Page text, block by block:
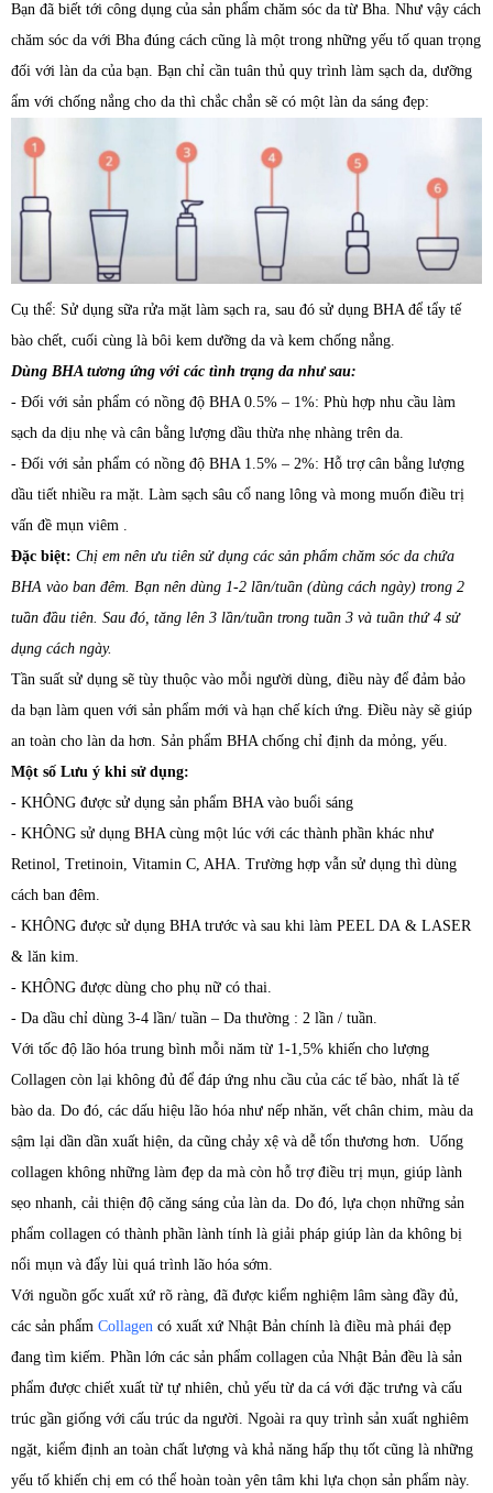
Bạn đã biết tới công dụng của sản phẩm chăm sóc da từ Bha. Như vậy cách
chăm sóc da với Bha đúng cách cũng là một trong những yếu tố quan trọng
đối với làn da của bạn. Bạn chỉ cần tuân thủ quy trình làm sạch da, dưỡng
ẩm với chống nắng cho da thì chắc chắn sẽ có một làn da sáng đẹp:
Cụ thể: Sử dụng sữa rửa mặt làm sạch ra, sau đó sử dụng BHA để tẩy tế
bào chết, cuối cùng là bôi kem dưỡng da và kem chống nắng.
Dùng BHA tương ứng với các tình trạng da như sau:
- Đối với sản phẩm có nồng độ BHA 0.5% – 1%: Phù hợp nhu cầu làm
sạch da dịu nhẹ và cân bằng lượng dầu thừa nhẹ nhàng trên da.
- Đối với sản phẩm có nồng độ BHA 1.5% – 2%: Hỗ trợ cân bằng lượng
dầu tiết nhiều ra mặt. Làm sạch sâu cổ nang lông và mong muốn điều trị
vấn đề mụn viêm .
Đặc biệt: Chị em nên ưu tiên sử dụng các sản phẩm chăm sóc da chứa
BHA vào ban đêm. Bạn nên dùng 1-2 lần/tuần (dùng cách ngày) trong 2
tuần đầu tiên. Sau đó, tăng lên 3 lần/tuần trong tuần 3 và tuần thứ 4 sử
dụng cách ngày.
Tần suất sử dụng sẽ tùy thuộc vào mỗi người dùng, điều này để đảm bảo
da bạn làm quen với sản phẩm mới và hạn chế kích ứng. Điều này sẽ giúp
an toàn cho làn da hơn. Sản phẩm BHA chống chỉ định da mỏng, yếu.
Một số Lưu ý khi sử dụng:
- KHÔNG được sử dụng sản phẩm BHA vào buổi sáng
- KHÔNG sử dụng BHA cùng một lúc với các thành phần khác như
Retinol, Tretinoin, Vitamin C, AHA. Trường hợp vẫn sử dụng thì dùng
cách ban đêm.
- KHÔNG được sử dụng BHA trước và sau khi làm PEEL DA & LASER
& lăn kim.
- KHÔNG được dùng cho phụ nữ có thai.
- Da dầu chỉ dùng 3-4 lần/ tuần – Da thường : 2 lần / tuần.
Với tốc độ lão hóa trung bình mỗi năm từ 1-1,5% khiến cho lượng
Collagen còn lại không đủ để đáp ứng nhu cầu của các tế bào, nhất là tế
bào da. Do đó, các dấu hiệu lão hóa như nếp nhăn, vết chân chim, màu da
sậm lại dần dần xuất hiện, da cũng chảy xệ và dễ tổn thương hơn. Uống
collagen không những làm đẹp da mà còn hỗ trợ điều trị mụn, giúp lành
sẹo nhanh, cải thiện độ căng sáng của làn da. Do đó, lựa chọn những sản
phẩm collagen có thành phần lành tính là giải pháp giúp làn da không bị
nổi mụn và đẩy lùi quá trình lão hóa sớm.
Với nguồn gốc xuất xứ rõ ràng, đã được kiểm nghiệm lâm sàng đầy đủ,
các sản phẩm Collagen có xuất xứ Nhật Bản chính là điều mà phái đẹp
đang tìm kiếm. Phần lớn các sản phẩm collagen của Nhật Bản đều là sản
phẩm được chiết xuất từ tự nhiên, chủ yếu từ da cá với đặc trưng và cấu
trúc gần giống với cấu trúc da người. Ngoài ra quy trình sản xuất nghiêm
ngặt, kiểm định an toàn chất lượng và khả năng hấp thụ tốt cũng là những
yếu tố khiến chị em có thể hoàn toàn yên tâm khi lựa chọn sản phẩm này.